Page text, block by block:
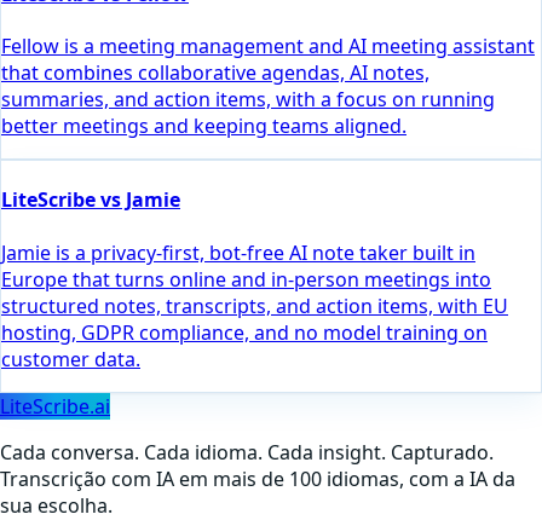
Fellow is a meeting management and AI meeting assistant
that combines collaborative agendas, AI notes,
summaries, and action items, with a focus on running
better meetings and keeping teams aligned.
LiteScribe vs Jamie
Jamie is a privacy-first, bot-free AI note taker built in
Europe that turns online and in-person meetings into
structured notes, transcripts, and action items, with EU
hosting, GDPR compliance, and no model training on
customer data.
LiteScribe.ai
Cada conversa. Cada idioma. Cada insight. Capturado.
Transcrição com IA em mais de 100 idiomas, com a IA da
sua escolha.